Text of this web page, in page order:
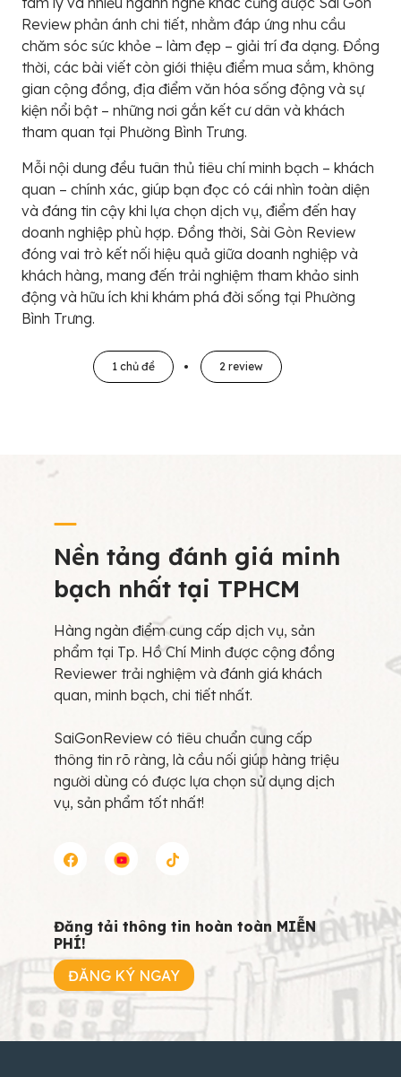
Review phản ánh chi tiết, nhằm đáp ứng nhu cầu
chăm sóc sức khỏe – làm đẹp – giải trí đa dạng. Đồng
thời, các bài viết còn giới thiệu điểm mua sắm, không
gian cộng đồng, địa điểm văn hóa sống động và sự
kiện nổi bật – những nơi gắn kết cư dân và khách
tham quan tại Phường Bình Trưng.
Mỗi nội dung đều tuân thủ tiêu chí minh bạch – khách
quan – chính xác, giúp bạn đọc có cái nhìn toàn diện
và đáng tin cậy khi lựa chọn dịch vụ, điểm đến hay
doanh nghiệp phù hợp. Đồng thời, Sài Gòn Review
đóng vai trò kết nối hiệu quả giữa doanh nghiệp và
khách hàng, mang đến trải nghiệm tham khảo sinh
động và hữu ích khi khám phá đời sống tại Phường
Bình Trưng.
1 chủ đề 2 review
Nền tảng đánh giá minh
bạch nhất tại TPHCM
Hàng ngàn điểm cung cấp dịch vụ, sản
phẩm tại Tp. Hồ Chí Minh được cộng đồng
Reviewer trải nghiệm và đánh giá khách
quan, minh bạch, chi tiết nhất.
SaiGonReview có tiêu chuẩn cung cấp
thông tin rõ ràng, là cầu nối giúp hàng triệu
người dùng có được lựa chọn sử dụng dịch
vụ, sản phẩm tốt nhất!
Đăng tải thông tin hoàn toàn MIỄN
PHÍ!
ĐĂNG KÝ NGAY